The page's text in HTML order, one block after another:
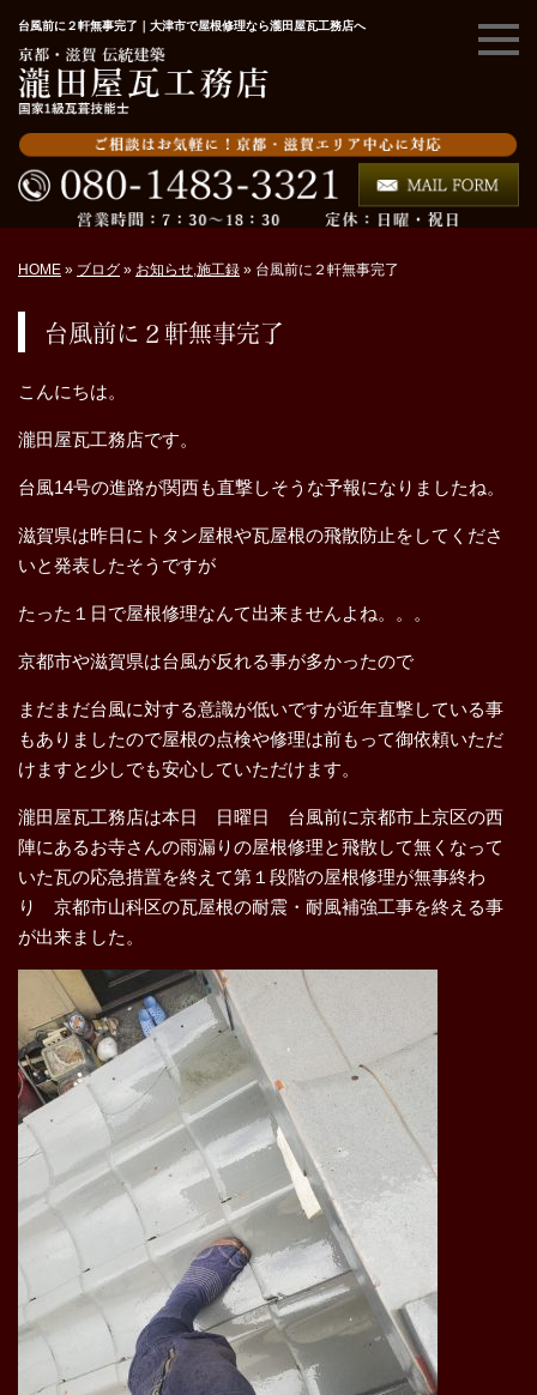
台風前に２軒無事完了｜大津市で屋根修理なら瀧田屋瓦工務店へ
HOME » ブログ » お知らせ,施工録 » 台風前に２軒無事完了
台風前に２軒無事完了
こんにちは。
瀧田屋瓦工務店です。
台風14号の進路が関西も直撃しそうな予報になりましたね。
滋賀県は昨日にトタン屋根や瓦屋根の飛散防止をしてくださ
いと発表したそうですが
たった１日で屋根修理なんて出来ませんよね。。。
京都市や滋賀県は台風が反れる事が多かったので
まだまだ台風に対する意識が低いですが近年直撃している事
もありましたので屋根の点検や修理は前もって御依頼いただ
けますと少しでも安心していただけます。
瀧田屋瓦工務店は本日 日曜日 台風前に京都市上京区の西
陣にあるお寺さんの雨漏りの屋根修理と飛散して無くなって
いた瓦の応急措置を終えて第１段階の屋根修理が無事終わ
り 京都市山科区の瓦屋根の耐震・耐風補強工事を終える事
が出来ました。